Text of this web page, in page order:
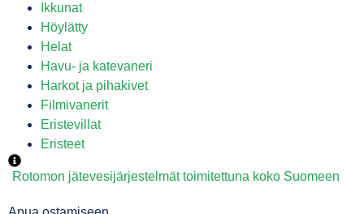
Ikkunat
Höylätty
Helat
Havu- ja katevaneri
Harkot ja pihakivet
Filmivanerit
Eristevillat
Eristeet
Rotomon jätevesijärjestelmät toimitettuna koko Suomeen